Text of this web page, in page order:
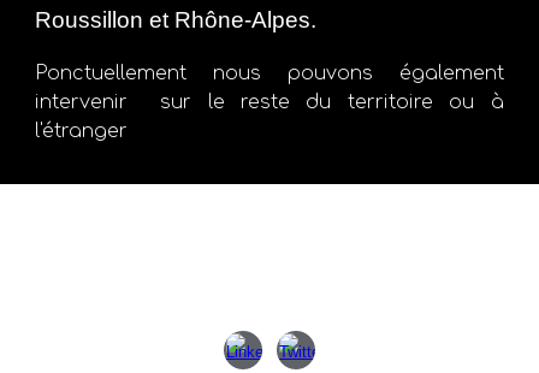
Roussillon et Rhône-Alpes.
Ponctuellement nous pouvons également
intervenir sur le reste du territoire ou à
l'étranger